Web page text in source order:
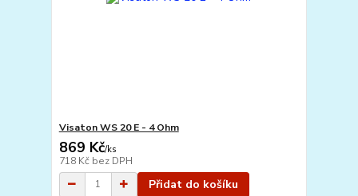
Visaton WS 20 E - 4 Ohm
869 Kč/ks
718 Kč bez DPH
Přidat do košíku